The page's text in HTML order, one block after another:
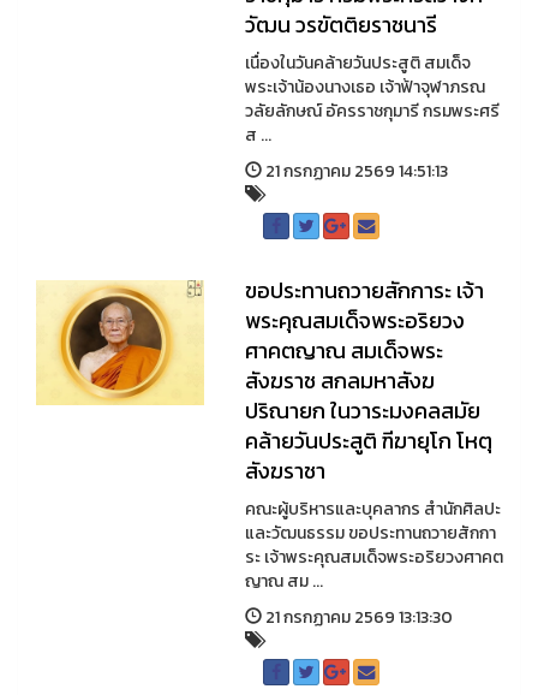
วัฒน วรขัตติยราชนารี
เนื่องในวันคล้ายวันประสูติ สมเด็จ
พระเจ้าน้องนางเธอ เจ้าฟ้าจุฬาภรณ
วลัยลักษณ์ อัครราชกุมารี กรมพระศรี
ส ...
21 กรกฏาคม 2569 14:51:13
ขอประทานถวายสักการะ เจ้า
พระคุณสมเด็จพระอริยวง
ศาคตญาณ สมเด็จพระ
สังฆราช สกลมหาสังฆ
ปริณายก ในวาระมงคลสมัย
คล้ายวันประสูติ ฑีฆายุโก โหตุ
สังฆราชา
คณะผู้บริหารและบุคลากร สำนักศิลปะ
และวัฒนธรรม ขอประทานถวายสักกา
ระ เจ้าพระคุณสมเด็จพระอริยวงศาคต
ญาณ สม ...
21 กรกฏาคม 2569 13:13:30